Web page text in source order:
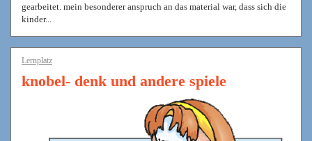
gearbeitet. mein besonderer anspruch an das material war, dass sich die
kinder...
Lernplatz
knobel- denk und andere spiele